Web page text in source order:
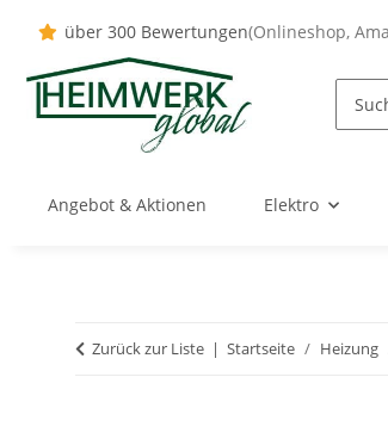
über 300 Bewertungen(Onlineshop,
Angebot & Aktionen Elektro
Zurück zur Liste Startseite Heizung